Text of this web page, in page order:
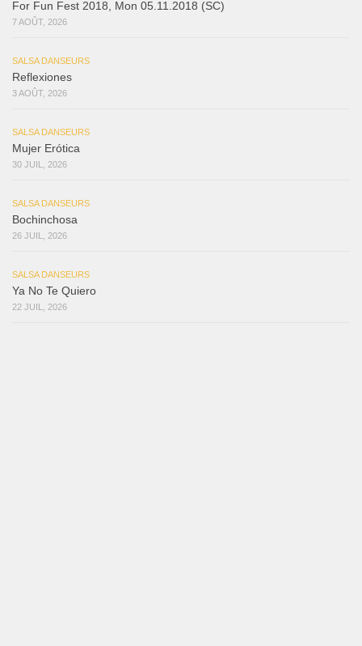
For Fun Fest 2018, Mon 05.11.2018 (SC)
7 AOÛT, 2026
SALSA DANSEURS
Reflexiones
3 AOÛT, 2026
SALSA DANSEURS
Mujer Erótica
30 JUIL, 2026
SALSA DANSEURS
Bochinchosa
26 JUIL, 2026
SALSA DANSEURS
Ya No Te Quiero
22 JUIL, 2026